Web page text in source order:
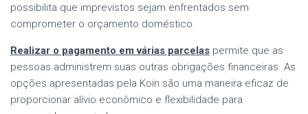
possibilita que imprevistos sejam enfrentados sem
comprometer o orçamento doméstico.
Realizar o pagamento em várias parcelas permite que as
pessoas administrem suas outras obrigações financeiras. As
opções apresentadas pela Koin são uma maneira eficaz de
proporcionar alívio econômico e flexibilidade para